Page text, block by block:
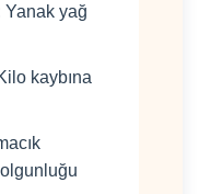
Yanak yağ
kaybına